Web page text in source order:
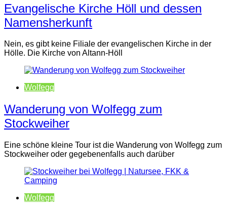
Evangelische Kirche Höll und dessen
Namensherkunft
Nein, es gibt keine Filiale der evangelischen Kirche in der
Hölle. Die Kirche von Altann-Höll
Wolfegg
Wanderung von Wolfegg zum
Stockweiher
Eine schöne kleine Tour ist die Wanderung von Wolfegg zum
Stockweiher oder gegebenenfalls auch darüber
Wolfegg